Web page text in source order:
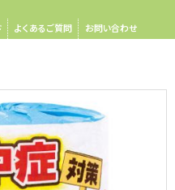
よくあるご質問 お問い合わせ